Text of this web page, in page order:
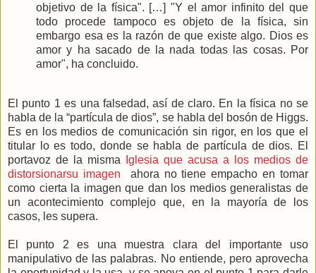
objetivo de la física". […] "Y el amor infinito del que
todo procede tampoco es objeto de la física, sin
embargo esa es la razón de que existe algo. Dios es
amor y ha sacado de la nada todas las cosas. Por
amor", ha concluido.
El punto 1 es una falsedad, así de claro. En la física no se
habla de la “partícula de dios”, se habla del bosón de Higgs.
Es en los medios de comunicación sin rigor, en los que el
titular lo es todo, donde se habla de partícula de dios. El
portavoz de la misma
Iglesia que acusa a los medios de
distorsionarsu imagen ahora no tiene empacho en tomar
como cierta la imagen que dan los medios generalistas de
un acontecimiento complejo que, en la mayoría de los
casos, les supera.
El punto 2 es una muestra clara del importante uso
manipulativo de las palabras. No entiende, pero aprovecha